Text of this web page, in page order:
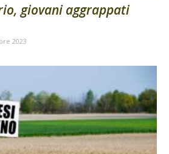
giovani aggrappati
2023